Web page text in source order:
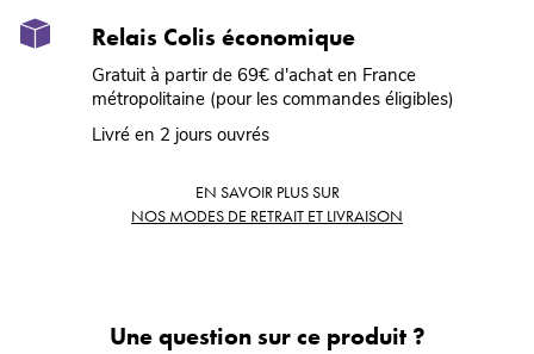
Relais Colis économique
Gratuit à partir de 69€ d'achat en France
métropolitaine (pour les commandes éligibles)
Livré en 2 jours ouvrés
EN SAVOIR PLUS SUR
NOS MODES DE RETRAIT ET LIVRAISON
Une question sur ce produit ?